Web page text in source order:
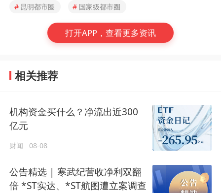
# 昆明都市圈 # 国家级都市圈
打开APP，查看更多资讯
相关推荐
机构资金买什么？净流出近300
亿元
财闻 08-08
公告精选 | 寒武纪营收净利双翻
倍 *ST实达、*ST航图遭立案调查